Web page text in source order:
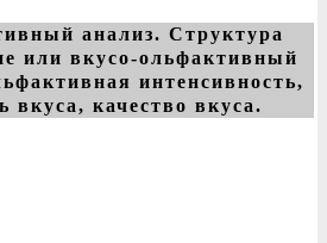
анализ. Структура
или вкусо-ольфактивный
интенсивность,
вкуса, качество вкуса.